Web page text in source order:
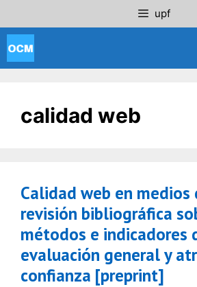
al
contenido
upf
calidad web
Calidad web en
revisión bibliográfica
métodos e indicadores
evaluación general y
confianza [preprint]